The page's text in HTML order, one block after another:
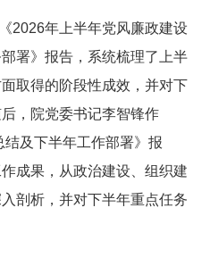
2026年上半年党风廉政建设
署》报告，系统梳理了上半
取得的阶段性成效，并对下
，院党委书记李智锋作
结及下半年工作部署》报
成果，从政治建设、组织建
剖析，并对下半年重点任务